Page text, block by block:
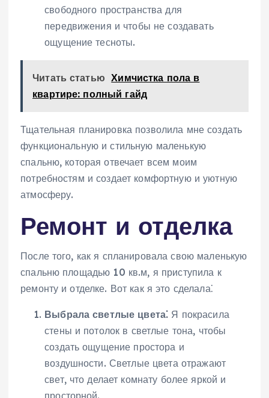
свободного пространства для
передвижения и чтобы не создавать
ощущение тесноты.
Читать статью Химчистка пола в
квартире: полный гайд
Тщательная планировка позволила мне создать
функциональную и стильную маленькую
спальню, которая отвечает всем моим
потребностям и создает комфортную и уютную
атмосферу.
Ремонт и отделка
После того, как я спланировала свою маленькую
спальню площадью 10 кв.м, я приступила к
ремонту и отделке. Вот как я это сделала⁚
Выбрала светлые цвета⁚ Я покрасила
стены и потолок в светлые тона, чтобы
создать ощущение простора и
воздушности. Светлые цвета отражают
свет, что делает комнату более яркой и